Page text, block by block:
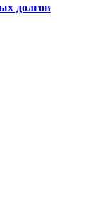
долгов